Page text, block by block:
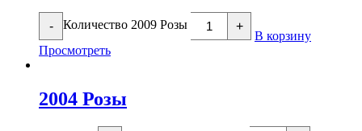
- Количество 2009 Розы +
В корзину
Просмотреть
2004 Розы